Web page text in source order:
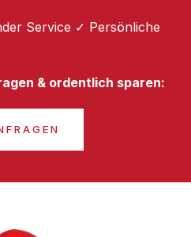
Service ✓ Persönliche
& ordentlich sparen: